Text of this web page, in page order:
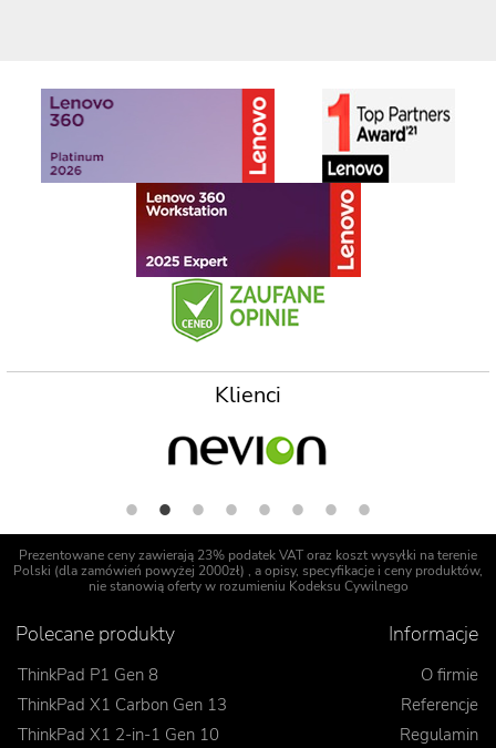
Klienci
Prezentowane ceny zawierają 23% podatek VAT oraz koszt wysyłki na terenie
Polski (dla zamówień powyżej 2000zł) , a opisy, specyfikacje i ceny produktów,
nie stanowią oferty w rozumieniu Kodeksu Cywilnego
Polecane produkty
ThinkPad P1 Gen 8
ThinkPad X1 Carbon Gen 13
ThinkPad X1 2-in-1 Gen 10
Informacje
O firmie
Referencje
Regulamin